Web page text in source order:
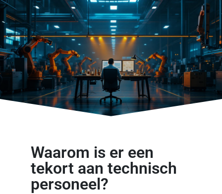
Waarom is er een
tekort aan technisch
personeel?